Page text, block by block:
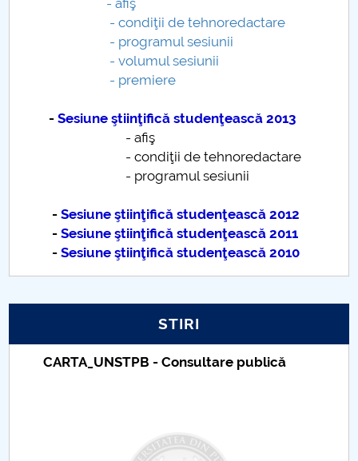
Comisie de etica unversitară
Evenimente CUP
Accesibilitate pentru studenții cu dizabilități
Raportul Conducerii Centrului Universitar Pitești
privind implementarea Planului Operațional 2020-
Centrul de Consiliere și Orientare în Carieră
MENIU CANTINA
Lista personalului Centrului
- afiş
- condiţii de tehnoredactare
- programul sesiunii
- volumul sesiunii
- premiere
-Sesiune ştiinţifică studenţească 2013
- afiş
- condiţii de tehnoredactare
- programul sesiunii
-Sesiune ştiinţifică studenţească 2012
-Sesiune ştiinţifică studenţească 2011
-Sesiune ştiinţifică studenţească 2010
STIRI
Taxe de școlarizare indexate – Centrul